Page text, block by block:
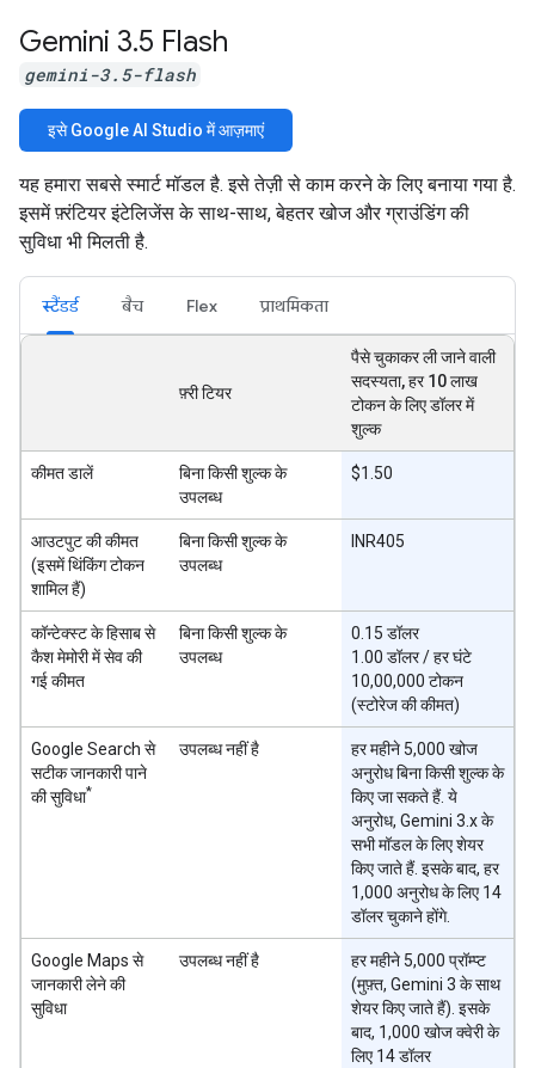
Gemini 3.5 Flash
gemini-3.5-flash
इसे Google AI Studio में आज़माएं
यह हमारा सबसे स्मार्ट मॉडल है. इसे तेज़ी से काम करने के लिए बनाया गया है.
इसमें फ़्रंटियर इंटेलिजेंस के साथ-साथ, बेहतर खोज और ग्राउंडिंग की
सुविधा भी मिलती है.
स्टैंडर्ड बैच Flex प्राथमिकता
फ़्री टियर
पैसे चुकाकर ली जाने वाली
सदस्यता, हर 10 लाख
टोकन के लिए डॉलर में
शुल्क
कीमत डालें
बिना किसी शुल्क के
उपलब्ध
$1.50
आउटपुट की कीमत
(इसमें थिंकिंग टोकन
शामिल हैं)
बिना किसी शुल्क के
उपलब्ध
INR405
कॉन्टेक्स्ट के हिसाब से
कैश मेमोरी में सेव की
गई कीमत
बिना किसी शुल्क के
उपलब्ध
0.15 डॉलर
1.00 डॉलर / हर घंटे
10,00,000 टोकन
(स्टोरेज की कीमत)
Google Search से
सटीक जानकारी पाने
की सुविधा*
उपलब्ध नहीं है
हर महीने 5,000 खोज
अनुरोध बिना किसी शुल्क के
किए जा सकते हैं. ये
अनुरोध, Gemini 3.x के
सभी मॉडल के लिए शेयर
किए जाते हैं. इसके बाद, हर
1,000 अनुरोध के लिए 14
डॉलर चुकाने होंगे.
Google Maps से
जानकारी लेने की
सुविधा
उपलब्ध नहीं है
हर महीने 5,000 प्रॉम्प्ट
(मुफ़्त, Gemini 3 के साथ
शेयर किए जाते हैं). इसके
बाद, 1,000 खोज क्वेरी के
लिए 14 डॉलर